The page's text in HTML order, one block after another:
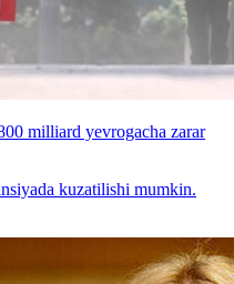
milliard yevrogacha zarar
kuzatilishi mumkin.